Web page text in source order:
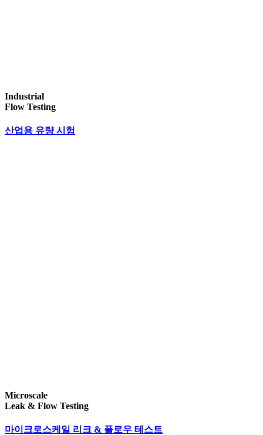
Industrial
Flow Testing
산업용 유량 시험
Microscale
Leak & Flow Testing
마이크로스케일 리크 & 플로우 테스트